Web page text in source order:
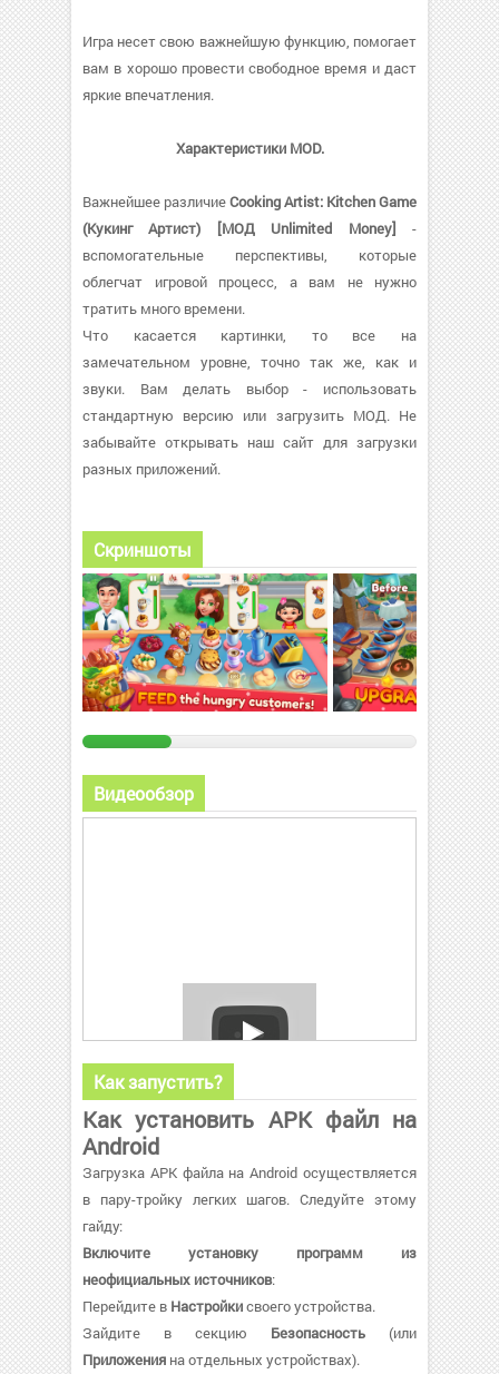
Игра несет свою важнейшую функцию, помогает
вам в хорошо провести свободное время и даст
яркие впечатления.
Характеристики MOD.
Важнейшее различиеCooking Artist: Kitchen Game
(Кукинг Артист) [МОД Unlimited Money] -
вспомогательные перспективы, которые
облегчат игровой процесс, а вам не нужно
тратить много времени.
Что касается картинки, то все на
замечательном уровне, точно так же, как и
звуки. Вам делать выбор - использовать
стандартную версию или загрузить МОД. Не
забывайте открывать наш сайт для загрузки
разных приложений.
Скриншоты
Видеообзор
Как запустить?
Как установить APK файл на
Android
Загрузка APK файла на Android осуществляется
в пару-тройку легких шагов. Следуйте этому
гайду:
Включите установку программ из
неофициальных источников:
Перейдите в Настройкисвоего устройства.
Зайдите в секцию Безопасность (или
Приложения на отдельных устройствах).